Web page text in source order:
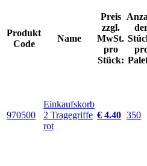
Produkt
Code
Name
Preis
zzgl.
MwSt.
pro
Stück:
970500
Einkaufskorb
2 Tragegriffe
rot
€ 4.40 350